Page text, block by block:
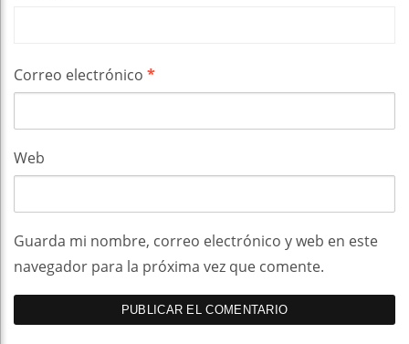
Correo electrónico *
Web
Guarda mi nombre, correo electrónico y web en este
navegador para la próxima vez que comente.